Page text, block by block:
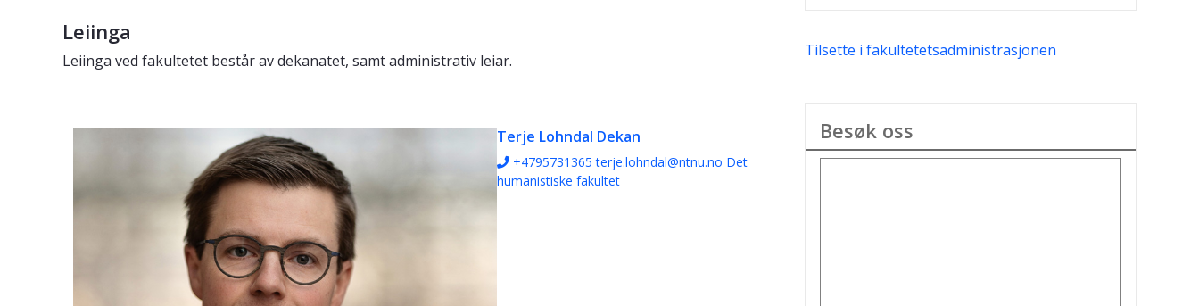
Leiinga
Leiinga ved fakultetet består av dekanatet, samt administrativ leiar.
Terje Lohndal Dekan
+4795731365 terje.lohndal@ntnu.no Det
humanistiske fakultet
Tilsette i fakultetetsadministrasjonen
Besøk oss